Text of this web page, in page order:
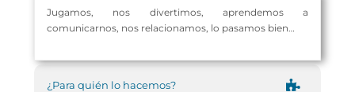
Jugamos, nos divertimos, aprendemos a
comunicarnos, nos relacionamos, lo pasamos bien…
¿Para quién lo hacemos?